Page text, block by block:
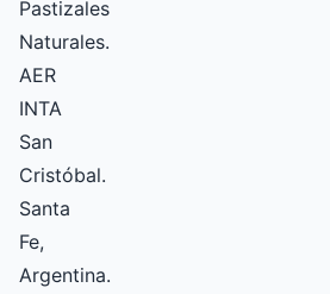
Pastizales
Naturales.
AER
INTA
San
Cristóbal.
Santa
Fe,
Argentina.